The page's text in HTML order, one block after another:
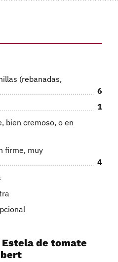
(rebanadas,
6
1
bien cremoso, o en
firme, muy
4
de tomate